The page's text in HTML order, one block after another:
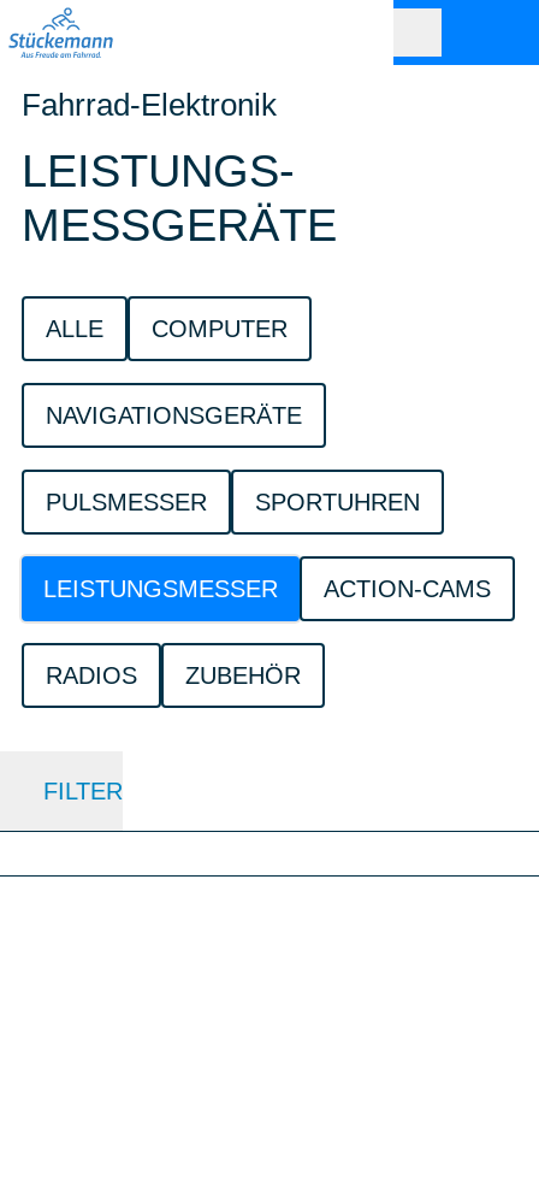
Fahrrad-Elektronik
LEISTUNGS-
MESSGERÄTE
ALLE COMPUTER
NAVIGATIONSGERÄTE
PULSMESSER SPORTUHREN
LEISTUNGSMESSER ACTION-CAMS
RADIOS ZUBEHÖR
FILTER